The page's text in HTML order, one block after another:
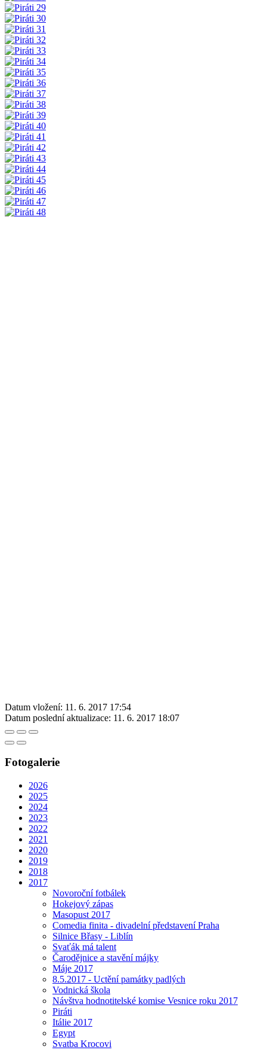
Datum vložení: 11. 6. 2017 17:54
Datum poslední aktualizace: 11. 6. 2017 18:07
Fotogalerie
2026
2025
2024
2023
2022
2021
2020
2019
2018
2017
Novoroční fotbálek
Hokejový zápas
Masopust 2017
Comedia finita - divadelní představení Praha
Silnice Břasy - Liblín
Svaťák má talent
Čarodějnice a stavění májky
Máje 2017
8.5.2017 - Uctění památky padlých
Vodnická škola
Návštva hodnotitelské komise Vesnice roku 2017
Piráti
Itálie 2017
Egypt
Svatba Krocovi